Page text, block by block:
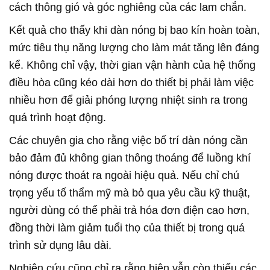
cách thông gió và góc nghiêng của các lam chắn.
Kết quả cho thấy khi dàn nóng bị bao kín hoàn toàn,
mức tiêu thụ năng lượng cho làm mát tăng lên đáng
kể. Không chỉ vậy, thời gian vận hành của hệ thống
điều hòa cũng kéo dài hơn do thiết bị phải làm việc
nhiều hơn để giải phóng lượng nhiệt sinh ra trong
quá trình hoạt động.
Các chuyên gia cho rằng việc bố trí dàn nóng cần
bảo đảm đủ không gian thông thoáng để luồng khí
nóng được thoát ra ngoài hiệu quả. Nếu chỉ chú
trọng yếu tố thẩm mỹ mà bỏ qua yêu cầu kỹ thuật,
người dùng có thể phải trả hóa đơn điện cao hơn,
đồng thời làm giảm tuổi thọ của thiết bị trong quá
trình sử dụng lâu dài.